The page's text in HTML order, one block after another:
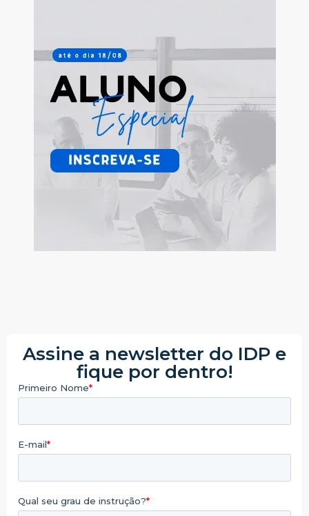
Assine a newsletter do IDP e
fique por dentro!